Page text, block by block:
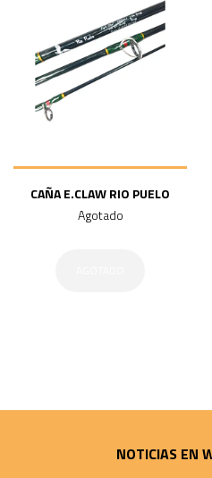
CAÑA E.CLAW RIO PUELO
Agotado
NOTICIAS EN